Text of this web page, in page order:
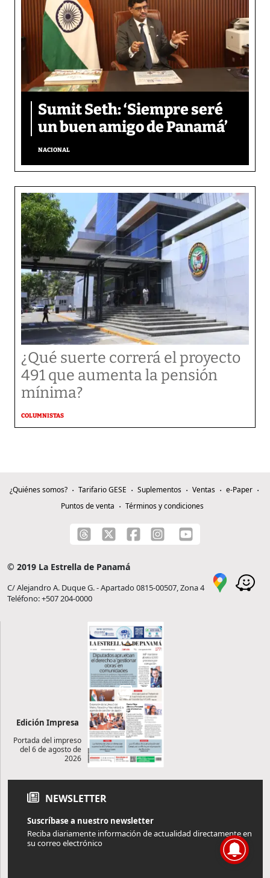
Sumit Seth: ‘Siempre seré
un buen amigo de Panamá’
NACIONAL
¿Qué suerte correrá el proyecto
491 que aumenta la pensión
mínima?
COLUMNISTAS
¿Quiénes somos? Tarifario GESE Suplementos Ventas
e-Paper
Puntos de venta
Términos y condiciones
© 2019 La Estrella de Panamá
C/ Alejandro A. Duque G. - Apartado 0815-00507, Zona 4
Teléfono: +507 204-0000
Edición Impresa
Portada del impreso
del 6 de agosto de
2026
NEWSLETTER
Suscríbase a nuestro newsletter
Reciba diariamente información de actualidad directamente en
su correo electrónico